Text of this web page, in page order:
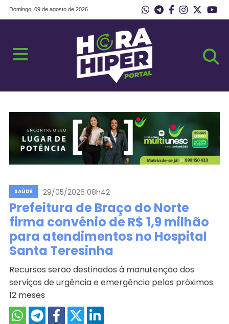
Domingo, 09 de agosto de 2026
SAÚDE 29/05/2026 08h42
Prefeitura de Braço do Norte
firma convênio de R$ 1,9 milhão
para atendimentos no Hospital
Santa Teresinha
Recursos serão destinados à manutenção dos
serviços de urgência e emergência pelos próximos
12 meses